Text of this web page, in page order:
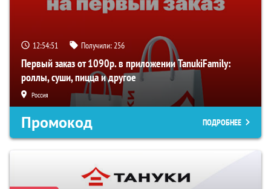
12:54:51 Получили:256
Первый заказ от 1090р. в приложении TanukiFamily:
роллы, суши, пицца и другое
Россия
Промокод ПОДРОБНЕЕ